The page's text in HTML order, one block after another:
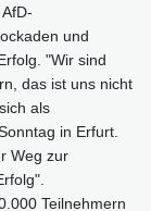
und
"Wir sind
das ist uns nicht
als
in Erfurt.
Weg zur
Teilnehmern